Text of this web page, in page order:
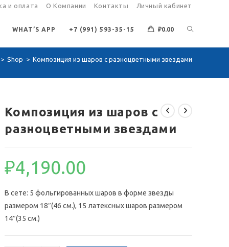
и оплата О Компании Контакты Личный кабинет
WHAT’S APP +7 (991) 593-35-15 ₽0.00
ПОИСК
> Shop > Композиция из шаров с разноцветными звездами
Композиция из шаров с
разноцветными звездами
₽4,190.00
В сете: 5 фольгированных шаров в форме звезды
размером 18″(46 см.), 15 латексных шаров размером
14″(35 см.)